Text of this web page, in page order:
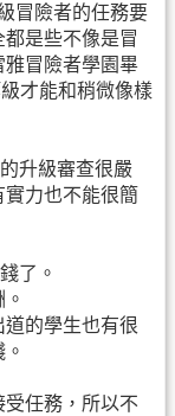
冒險者的任務要
是些不像是冒
雅冒險者學園畢
才能和稍微像樣
升級審查很嚴
力也不能很簡
了。
的學生也有很
受任務，所以不